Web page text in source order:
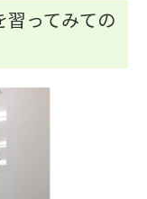
習ってみての